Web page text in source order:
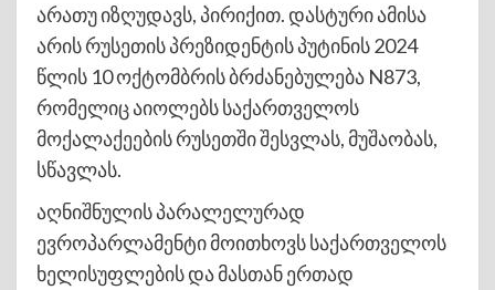
არათუ იზღუდავს, პირიქით. დასტური ამისა
არის რუსეთის პრეზიდენტის პუტინის 2024
წლის 10 ოქტომბრის ბრძანებულება N873,
რომელიც აიოლებს საქართველოს
მოქალაქეების რუსეთში შესვლას, მუშაობას,
სწავლას.
აღნიშნულის პარალელურად
ევროპარლამენტი მოითხოვს საქართველოს
ხელისუფლების და მასთან ერთად